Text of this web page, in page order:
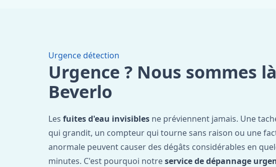
Urgence détection
Urgence ? Nous sommes
Beverlo
Les fuites d'eau invisibles ne préviennent jamais. Une
qui grandit, un compteur qui tourne sans raison ou une
anormale peuvent causer des dégâts considérables en
minutes. C'est pourquoi notreservice de dépannage